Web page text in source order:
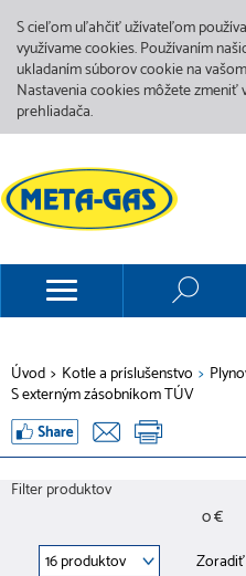
S cieľom uľahčiť užívateľom
využívame cookies. Používaním
ukladaním súborov cookie na
Nastavenia cookies môžete zmeniť
prehliadača.
Úvod > Kotle a príslušenstvo >
S externým zásobníkom TÚV
Filter produktov
0 €